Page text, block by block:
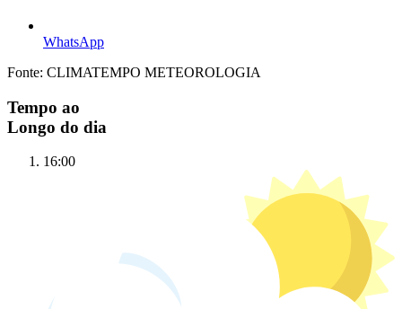
WhatsApp
Fonte: CLIMATEMPO METEOROLOGIA
Tempo ao
Longo do dia
16:00